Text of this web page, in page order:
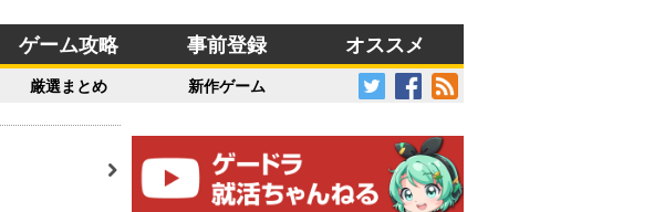
ゲーム攻略 事前登録 オススメ
厳選まとめ 新作ゲーム